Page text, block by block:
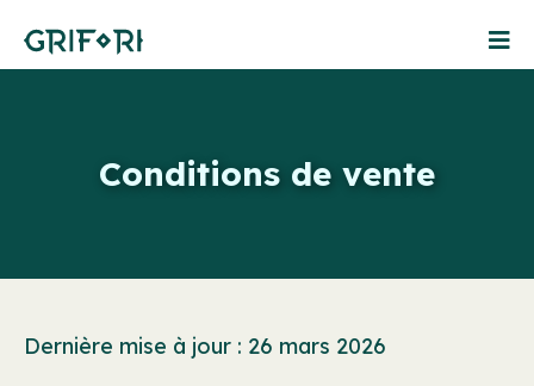
Conditions de vente
Dernière mise à jour : 26 mars 2026